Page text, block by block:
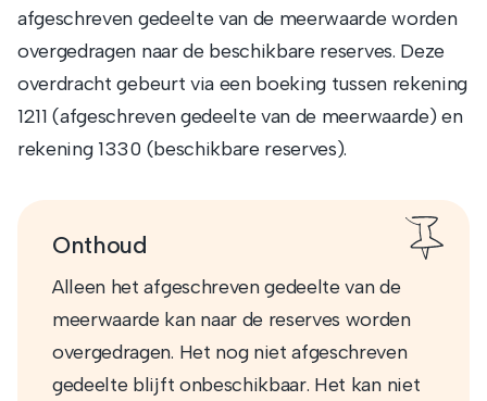
afgeschreven gedeelte van de meerwaarde worden
overgedragen naar de beschikbare reserves. Deze
overdracht gebeurt via een boeking tussen rekening
1211 (afgeschreven gedeelte van de meerwaarde) en
rekening 1330 (beschikbare reserves).
Onthoud
Alleen het afgeschreven gedeelte van de
meerwaarde kan naar de reserves worden
overgedragen. Het nog niet afgeschreven
gedeelte blijft onbeschikbaar. Het kan niet